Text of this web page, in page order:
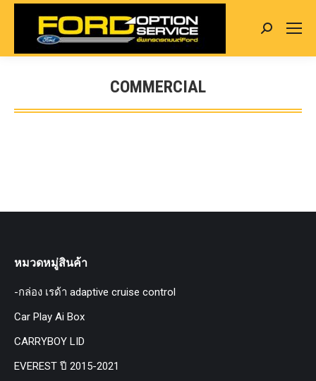
Search:
COMMERCIAL
You are here:
หมวดหมู่สินค้า
-กล่อง เรด้า adaptive cruise control
Car Play Ai Box
CARRYBOY LID
EVEREST ปี 2015-2021